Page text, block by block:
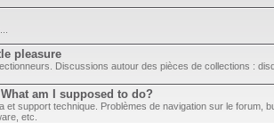
pleasure
Discussions autour des pièces de collections :
am I supposed to do?
et support technique. Problèmes de navigation sur le forum,
etc.